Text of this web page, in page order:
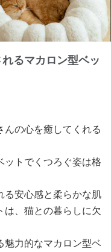
るマカロン型ベッ
の心を癒してくれる
トでくつろぐ姿は格
る安心感と柔らかな肌
、猫との暮らしに欠
力的なマカロン型ベ